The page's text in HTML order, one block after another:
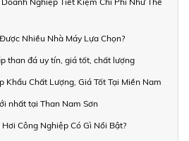
Nhiều Nhà Máy Lựa Chọn?
than đá uy tín, giá tốt, chất lượng
Khẩu Chất Lượng, Giá Tốt Tại Miền Nam
nhất tại Than Nam Sơn
Công Nghiệp Có Gì Nổi Bật?